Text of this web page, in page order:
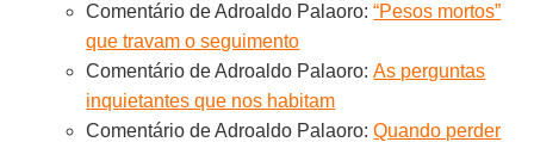
Comentário de Adroaldo Palaoro:“Pesos mortos”
que travam o seguimento
Comentário de Adroaldo Palaoro:As perguntas
inquietantes que nos habitam
Comentário de Adroaldo Palaoro:Quando perder